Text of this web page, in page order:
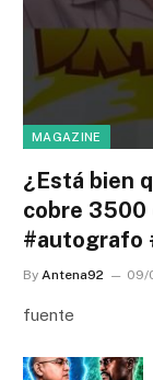
MAGAZINE
¿Está bien
cobre 3500
#autografo
By Antena92 09/
fuente